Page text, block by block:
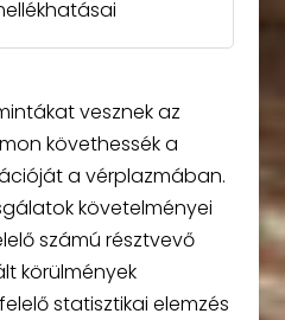
vesznek az
követhessék a
a vérplazmában.
követelményei
számú résztvevő
körülmények
statisztikai elemzés